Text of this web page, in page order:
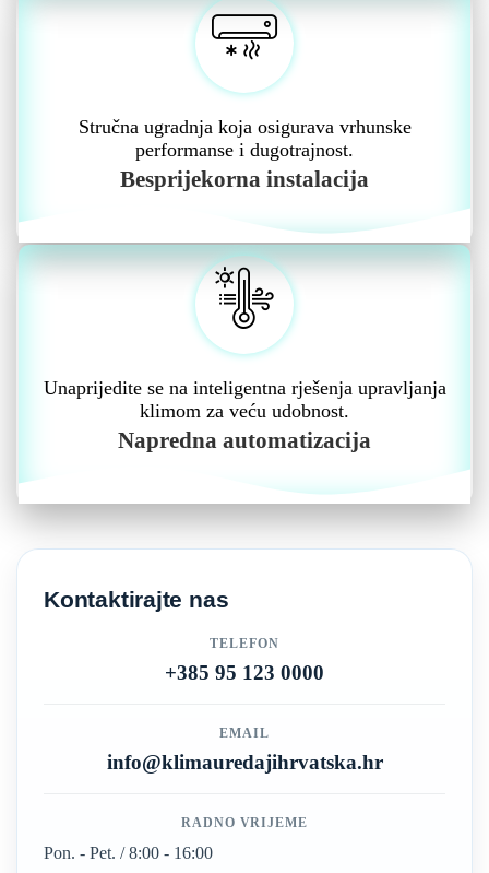
Stručna ugradnja koja osigurava vrhunske
performanse i dugotrajnost.
Besprijekorna instalacija
Unaprijedite se na inteligentna rješenja upravljanja
klimom za veću udobnost.
Napredna automatizacija
Kontaktirajte nas
TELEFON
+385 95 123 0000
EMAIL
info@klimauredajihrvatska.hr
RADNO VRIJEME
Pon. - Pet. / 8:00 - 16:00